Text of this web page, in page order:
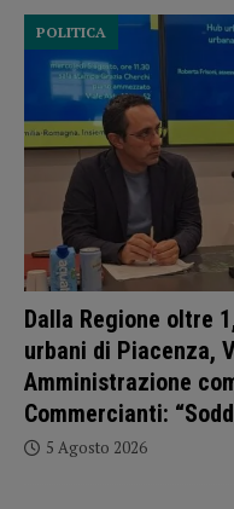
Dalla Regione oltre
urbani di Piacenza,
Amministrazione
Commercianti:
POLITICA
5 Agosto 2026